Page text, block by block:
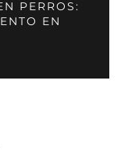
PERROS:
EN